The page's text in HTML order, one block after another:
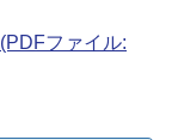
ファイル: